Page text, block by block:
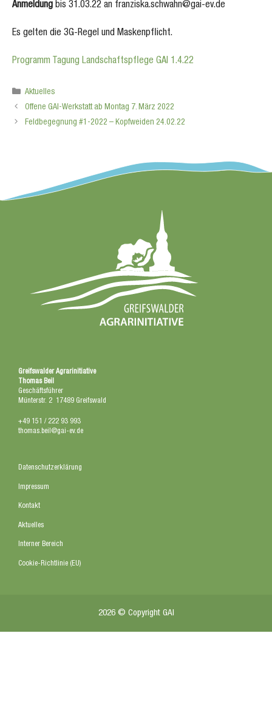
Anmeldung bis 31.03.22 an franziska.schwahn@gai-ev.de
Es gelten die 3G-Regel und Maskenpflicht.
Programm Tagung Landschaftspflege GAI 1.4.22
Kategorien
Aktuelles
Offene GAI-Werkstatt ab Montag 7. März 2022
Feldbegegnung #1-2022 – Kopfweiden 24.02.22
Greifswalder Agrarinitiative
Thomas Beil
Geschäftsführer
Münterstr. 2 17489 Greifswald
+49 151 / 222 93 993
thomas.beil@gai-ev.de
Datenschutzerklärung
Impressum
Kontakt
Aktuelles
Interner Bereich
Cookie-Richtlinie (EU)
2026 © Copyright GAI